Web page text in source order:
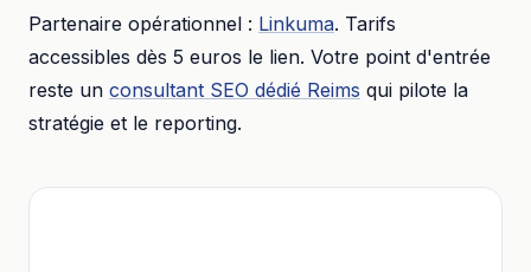
Partenaire opérationnel : Linkuma. Tarifs
accessibles dès 5 euros le lien. Votre point d'entrée
reste un consultant SEO dédié Reims qui pilote la
stratégie et le reporting.